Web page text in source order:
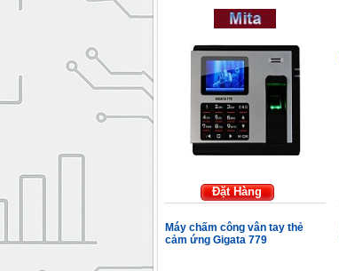
Đặt Hàng
Máy chấm công vân tay thẻ
cảm ứng Gigata 779